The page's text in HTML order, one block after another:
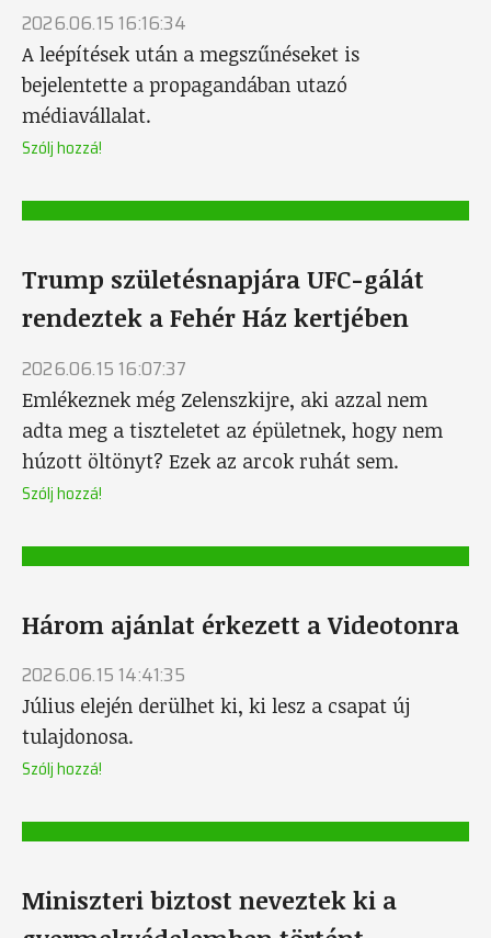
2026.06.15 16:16:34
A leépítések után a megszűnéseket is
bejelentette a propagandában utazó
médiavállalat.
Szólj hozzá!
Trump születésnapjára UFC-gálát
rendeztek a Fehér Ház kertjében
2026.06.15 16:07:37
Emlékeznek még Zelenszkijre, aki azzal nem
adta meg a tiszteletet az épületnek, hogy nem
húzott öltönyt? Ezek az arcok ruhát sem.
Szólj hozzá!
Három ajánlat érkezett a Videotonra
2026.06.15 14:41:35
Július elején derülhet ki, ki lesz a csapat új
tulajdonosa.
Szólj hozzá!
Miniszteri biztost neveztek ki a